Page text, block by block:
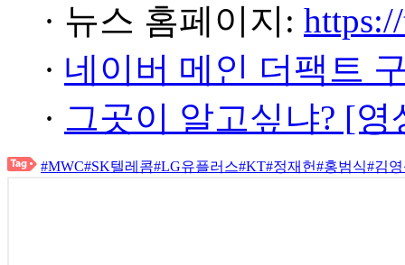
· 뉴스 홈페이지:
· 네이버 메인 더팩트
· 그곳이 알고싶냐? [
#MWC#SK텔레콤#LG유플러스#KT#정재헌#홍범식#김